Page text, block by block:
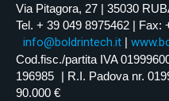
Via Pitagora, 27 | 35030
Tel. + 39 049 8975462 | Fax:
info@boldrintech.it |
Cod.fisc./partita IVA
196985 | R.I. Padova nr.
90.000 €